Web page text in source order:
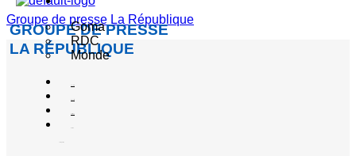
Groupe de presse La République
GROUPE DE PRESSE
LA RÉPUBLIQUE
Goma
RDC
Monde